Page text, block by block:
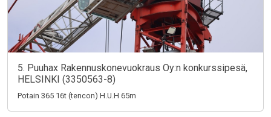
5. Puuhax Rakennuskonevuokraus Oy:n konkurssipesä,
HELSINKI (3350563-8)
Potain 365 16t (tencon) H.U.H 65m